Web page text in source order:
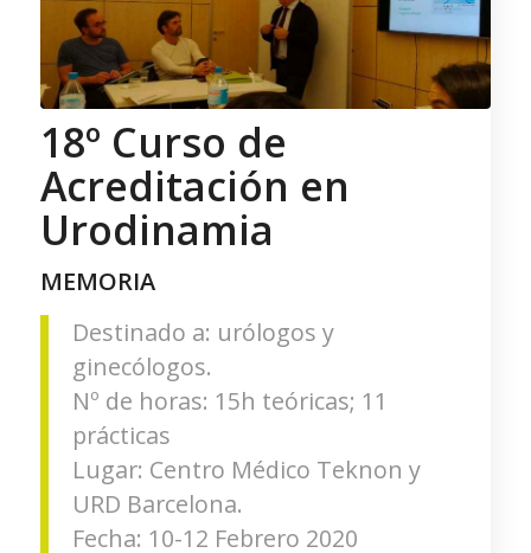
18º Curso de
Acreditación en
Urodinamia
MEMORIA
Destinado a: urólogos y
ginecólogos.
Nº de horas: 15h teóricas; 11
prácticas
Lugar: Centro Médico Teknon y
URD Barcelona.
Fecha: 10-12 Febrero 2020